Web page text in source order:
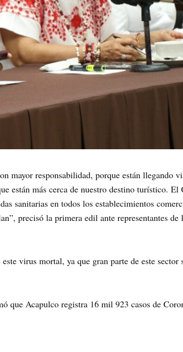
mayor responsabilidad, porque están llegando
están más cerca de nuestro destino turístico.
sanitarias en todos los establecimientos
precisó la primera edil ante representantes de
virus mortal, ya que gran parte de este sector
que Acapulco registra 16 mil 923 casos de